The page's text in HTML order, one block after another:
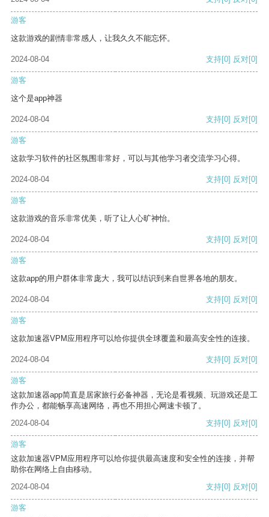
游客
这款游戏的剧情非常感人，让我久久不能忘怀。
2024-08-04 支持[0] 反对[0]
游客
这个是app神器
2024-08-04 支持[0] 反对[0]
游客
这款学习软件的社区氛围非常好，可以与其他学习者交流学习心得。
2024-08-04 支持[0] 反对[0]
游客
这款游戏的音乐非常优美，听了让人心旷神怡。
2024-08-04 支持[0] 反对[0]
游客
这款app的用户群体非常庞大，我可以结识到来自世界各地的朋友。
2024-08-04 支持[0] 反对[0]
游客
这款加速器VPM应用程序可以给你提供全球覆盖和最高安全性的连接。
2024-08-04 支持[0] 反对[0]
游客
这款加速器app简直是居家旅行必备神器，无论是看视频、玩游戏还是工
作办公，都能畅享高速网络，再也不用担心网速卡顿了。
2024-08-04
支持[0] 反对[0]
游客
这款加速器VPM应用程序可以给你提供最高速度和安全性的连接，并帮
助你在网络上自由移动。
2024-08-04
支持[0] 反对[0]
游客